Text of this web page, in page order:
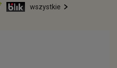
wszystkie